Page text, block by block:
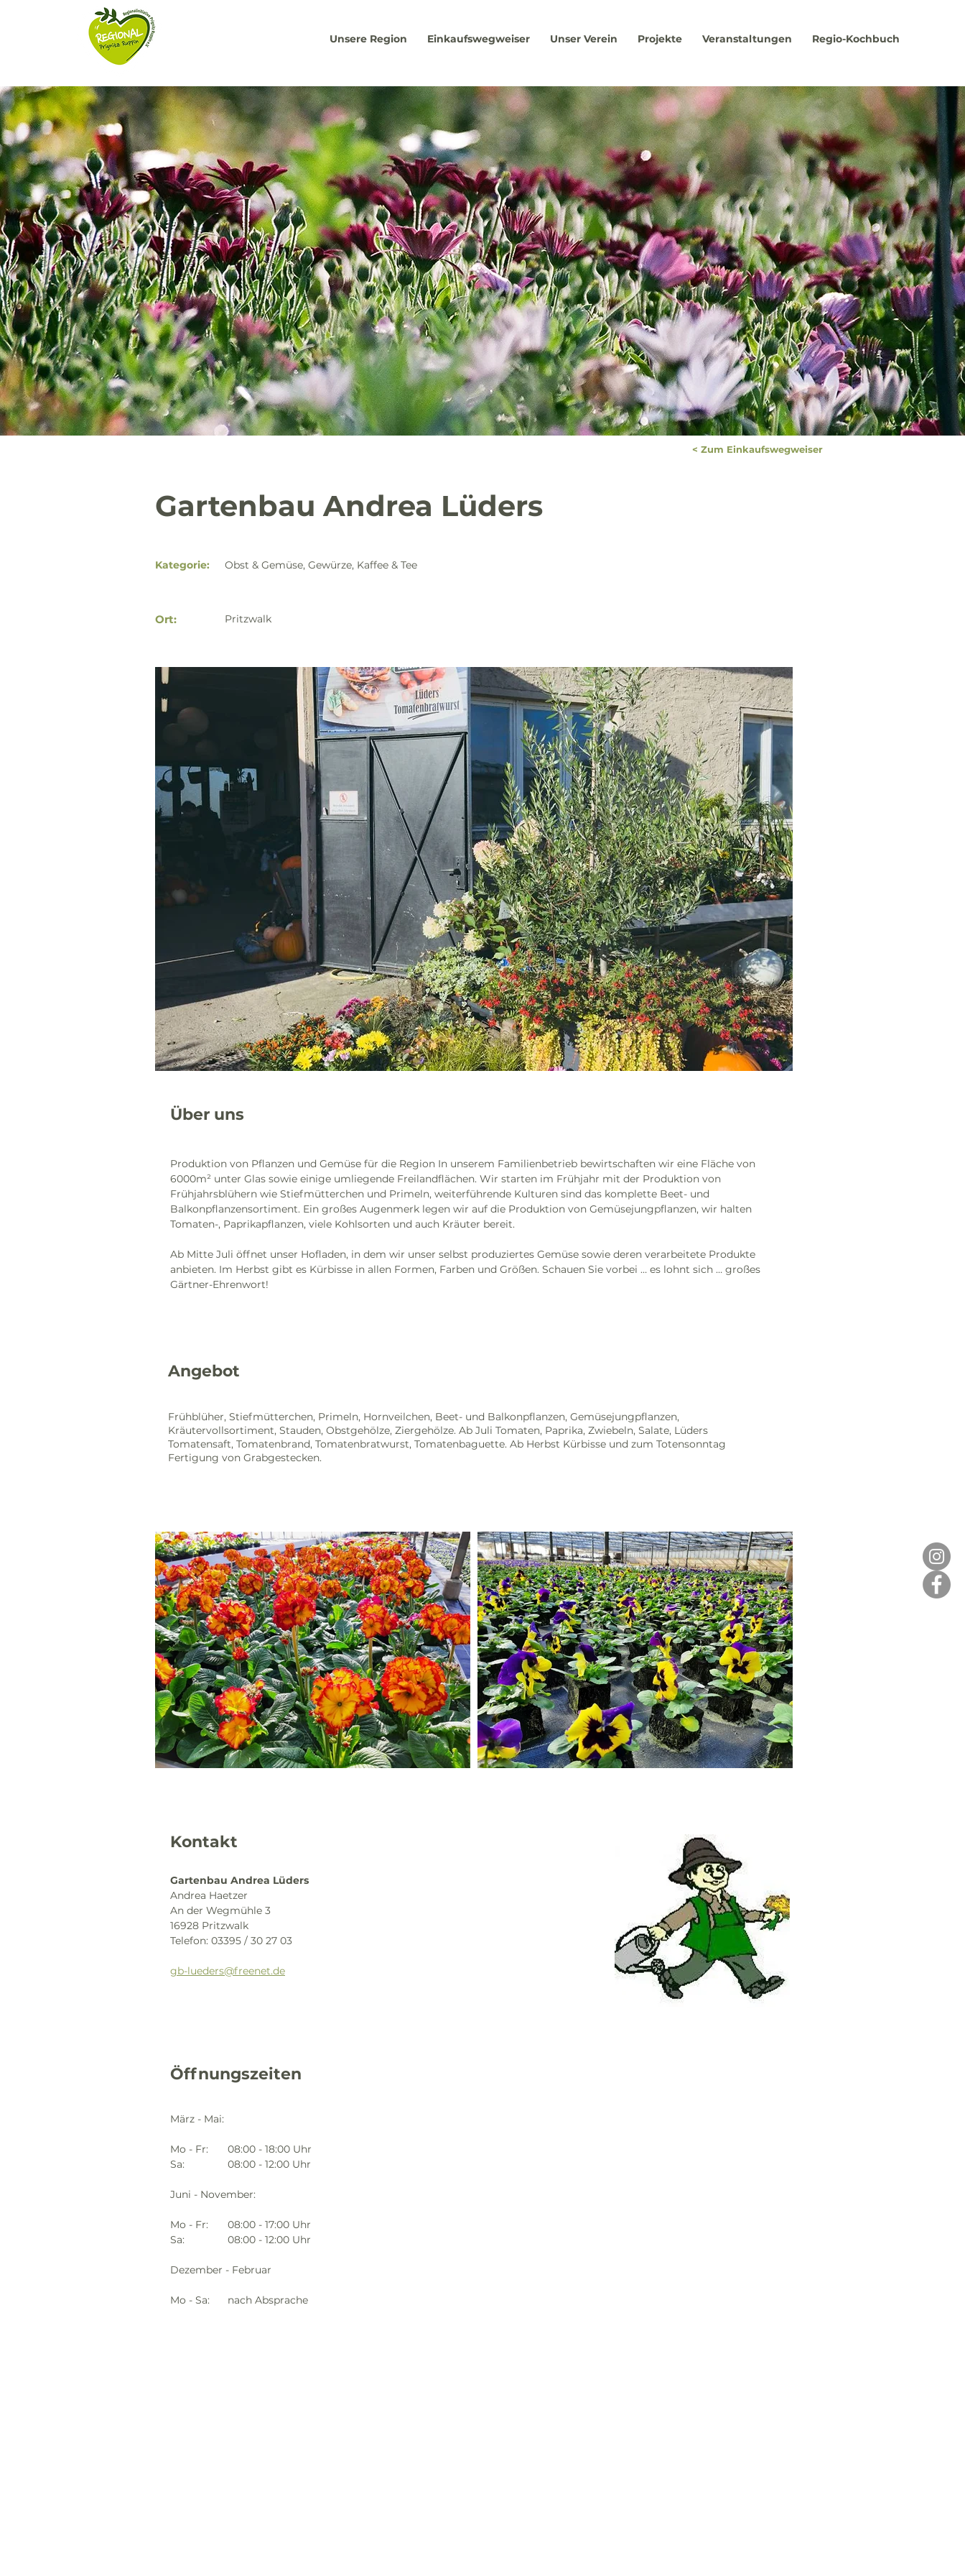
Unsere Region Einkaufswegweiser Unser Verein Projekte Veranstaltungen Regio-Kochbuch
< Zum Einkaufswegweiser
Gartenbau Andrea Lüders
Kategorie: Obst & Gemüse, Gewürze, Kaffee & Tee
Ort: Pritzwalk
Über uns
Produktion von Pflanzen und Gemüse für die Region In unserem Familienbetrieb bewirtschaften wir eine Fläche von
6000m² unter Glas sowie einige umliegende Freilandflächen. Wir starten im Frühjahr mit der Produktion von
Frühjahrsblühern wie Stiefmütterchen und Primeln, weiterführende Kulturen sind das komplette Beet- und
Balkonpflanzensortiment. Ein großes Augenmerk legen wir auf die Produktion von Gemüsejungpflanzen, wir halten
Tomaten-, Paprikapflanzen, viele Kohlsorten und auch Kräuter bereit.
Ab Mitte Juli öffnet unser Hofladen, in dem wir unser selbst produziertes Gemüse sowie deren verarbeitete Produkte
anbieten. Im Herbst gibt es Kürbisse in allen Formen, Farben und Größen. Schauen Sie vorbei … es lohnt sich … großes
Gärtner-Ehrenwort!
Angebot
Frühblüher, Stiefmütterchen, Primeln, Hornveilchen, Beet- und Balkonpflanzen, Gemüsejungpflanzen,
Kräutervollsortiment, Stauden, Obstgehölze, Ziergehölze. Ab Juli Tomaten, Paprika, Zwiebeln, Salate, Lüders
Tomatensaft, Tomatenbrand, Tomatenbratwurst, Tomatenbaguette. Ab Herbst Kürbisse und zum Totensonntag
Fertigung von Grabgestecken.
Kontakt
Gartenbau Andrea Lüders
Andrea Haetzer
An der Wegmühle 3
16928 Pritzwalk
Telefon: 03395 / 30 27 03
gb-lueders@freenet.de
Öffnungszeiten
März - Mai:
Mo - Fr:	08:00 - 18:00 Uhr
Sa:		08:00 - 12:00 Uhr
Juni - November:
Mo - Fr:	08:00 - 17:00 Uhr
Sa:		08:00 - 12:00 Uhr
Dezember - Februar
Mo - Sa:	nach Absprache